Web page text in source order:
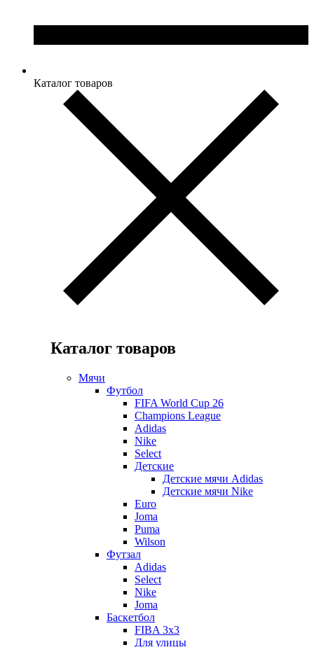
Каталог товаров
Каталог товаров
Мячи
Футбол
FIFA World Cup 26
Champions League
Adidas
Nike
Select
Детские
Детские мячи Adidas
Детские мячи Nike
Euro
Joma
Puma
Wilson
Футзал
Adidas
Select
Nike
Joma
Баскетбол
FIBA 3x3
Для улицы